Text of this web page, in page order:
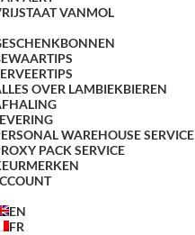
VANMOL
OVER LAMBIEKBIEREN
WAREHOUSE
PACK SERVICE
EN
FR